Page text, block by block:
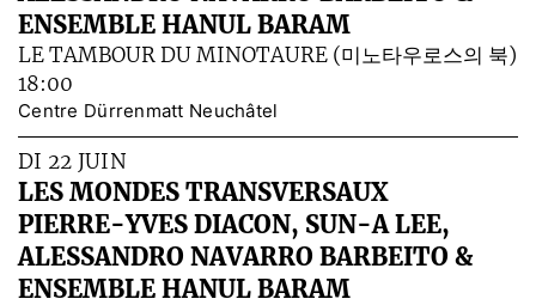
ENSEMBLE HANUL BARAM
LE TAMBOUR DU MINOTAURE (미노타우로스의 북)
18:00
Centre Dürrenmatt Neuchâtel
DI 22 JUIN
LES MONDES TRANSVERSAUX
PIERRE-YVES DIACON, SUN-A LEE,
ALESSANDRO NAVARRO BARBEITO &
ENSEMBLE HANUL BARAM